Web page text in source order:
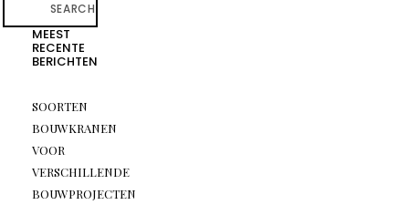
SEARCH
MEEST
RECENTE
BERICHTEN
SOORTEN
BOUWKRANEN
VOOR
VERSCHILLENDE
BOUWPROJECTEN